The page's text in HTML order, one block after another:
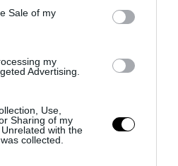
Sale of my
my
Advertising.
Use,
Sharing of my
with the
collected.
antifascista per parlare a
2026